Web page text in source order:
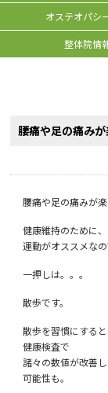
オステオパシ
整体院情
腰痛や足の痛みが
腰痛や足の痛みが楽
健康維持のために、
運動がオススメなの
一押しは。。。
散歩です。
散歩を習慣にすると
健康検査で
諸々の数値が改善
可能性も。